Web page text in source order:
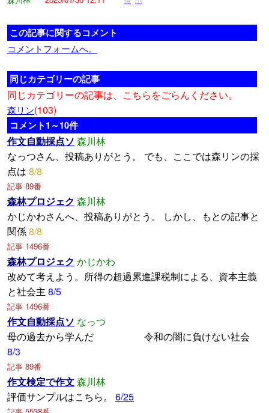
この記事に関するコメント
コメントフォームへ。
同じカテゴリーの記事
同じカテゴリーの記事は、こちらをごらんください。
森リン(103)
コメント1～10件
作文自動採点ソ 森川林
なっつさん、投稿ありがとう。 でも、ここでは森リンの採
点は 8/8
記事 89番
森林プロジェク 森川林
かじかわさんへ、投稿ありがとう。 しかし、もとの記事と
関係8/8
記事 1496番
森林プロジェク かじかわ
改めて考えよう。所得の超過累進課税制による、資本主義
と社会主 8/5
記事 1496番
作文自動採点ソ なっつ
母の過去から学んだ 令和の闇に負けない社会
8/3
記事 89番
作文検定で作文森川林
評価サンプルはこちら。 6/25